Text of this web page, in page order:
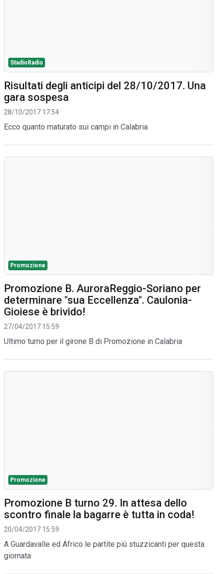
StadioRadio
Risultati degli anticipi del 28/10/2017. Una
gara sospesa
28/10/2017 17:54
Ecco quanto maturato sui campi in Calabria
Promozione
Promozione B. AuroraReggio-Soriano per
determinare "sua Eccellenza". Caulonia-
Gioiese è brivido!
27/04/2017 15:59
Ultimo turno per il girone B di Promozione in Calabria
Promozione
Promozione B turno 29. In attesa dello
scontro finale la bagarre è tutta in coda!
20/04/2017 15:59
A Guardavalle ed Africo le partite più stuzzicanti per questa
giornata